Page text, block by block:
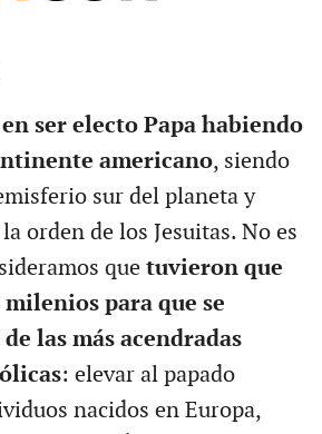
ser electo Papa habiendo
americano, siendo
sur del planeta y
orden de los Jesuitas. No es
quetuvieron que
para que se
las más acendradas
: elevar al papado
nacidos en Europa,